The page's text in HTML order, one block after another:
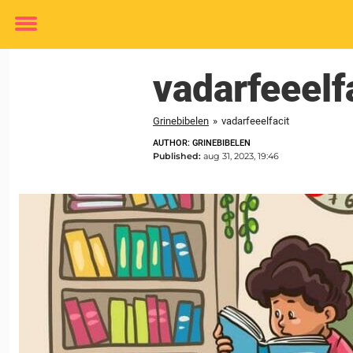
Toggle
Grinebibelen » vadarfeeelfacit
AUTHOR: GRINEBIBELEN
Published: aug 31, 2023, 19:46